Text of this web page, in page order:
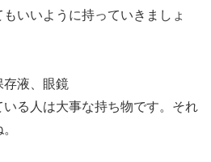
いいように持っていきましょ
液、眼鏡
る人は大事な持ち物です。それ